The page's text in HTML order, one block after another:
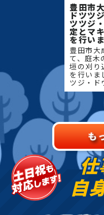
豊田市
ドツツ
ツツジ
定とマ
を行い
豊田市大
て、庭木
垣の刈り
を行いま
ツジ・ド
マキの生
クセイな
でよく
中心に、
ら
仕
自